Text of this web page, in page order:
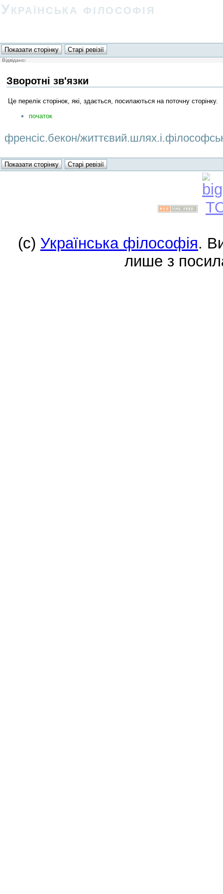
Українська філософія
Відвідано:
Зворотні зв'язки
Це перелік сторінок, які, здається, посилаються на поточну сторінку.
початок
френсіс.бекон/
(c) Українська філософія.
лише з